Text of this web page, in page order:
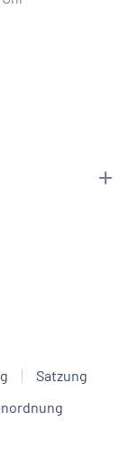
Satzung